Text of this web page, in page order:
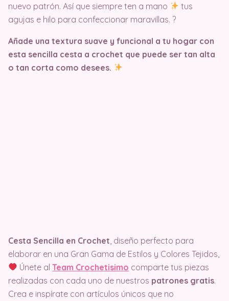
nuevo patrón. Así que siempre ten a mano
tus
agujas e hilo para confeccionar maravillas. ?
Añade una textura suave y funcional a tu hogar con
esta sencilla cesta a crochet que puede ser tan alta
o tan corta como desees.
Cesta Sencilla en Crochet , diseño perfecto para
elaborar en una Gran Gama de Estilos y Colores Tejidos,
Únete alTeam Crochetisimo comparte tus piezas
realizadas con cada uno de nuestros patrones gratis.
Crea e inspírate con artículos únicos que no